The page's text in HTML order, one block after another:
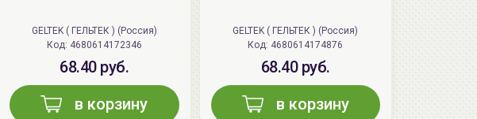
GELTEK ( ГЕЛЬТЕК ) (Россия)
Код: 4680614172346
68.40 руб.
в корзину
GELTEK ( ГЕЛЬТЕК ) (Россия)
Код: 4680614174876
68.40 руб.
в корзину